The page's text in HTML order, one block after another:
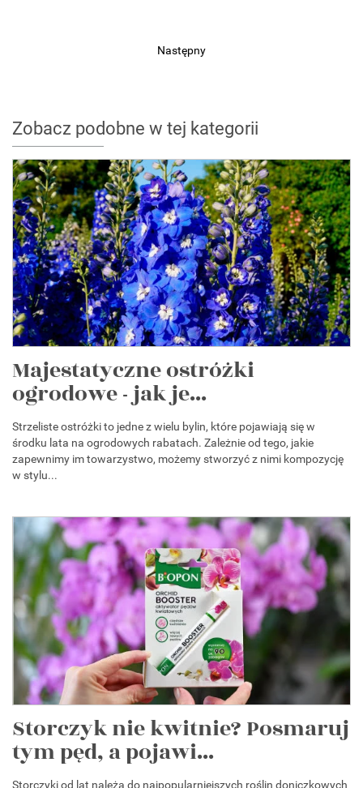
Następny
Zobacz podobne w tej kategorii
Majestatyczne ostróżki
ogrodowe - jak je...
Strzeliste ostróżki to jedne z wielu bylin, które pojawiają się w
środku lata na ogrodowych rabatach. Zależnie od tego, jakie
zapewnimy im towarzystwo, możemy stworzyć z nimi kompozycję
w stylu...
Storczyk nie kwitnie? Posmaruj
tym pęd, a pojawi...
Storczyki od lat należą do najpopularniejszych roślin doniczkowych